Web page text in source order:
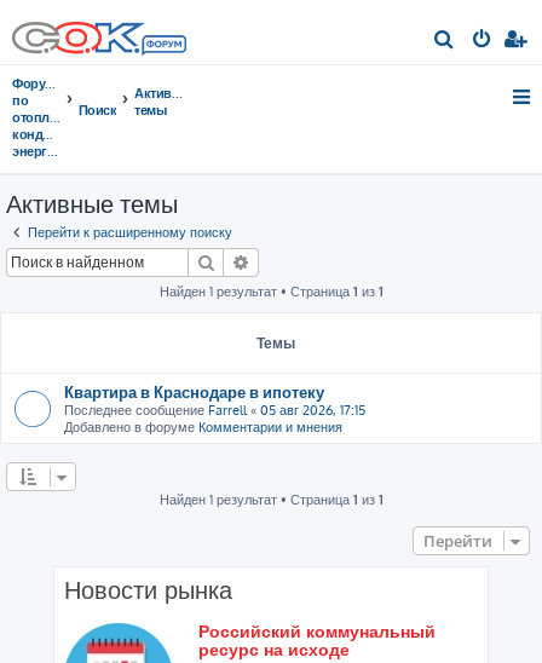
о
Форумы
по
отоплению,
кондиционированию,
энергосбережению
Поиск
Активные
темы
Активные темы
Перейти к расширенному поиску
Поиск
Найден 1 результат • Страница 1 из 1
Темы
Квартира в Краснодаре в ипотеку
Последнее сообщение Farrell « 05 авг 2026, 17:15
Добавлено в форуме Комментарии и мнения
Найден 1 результат • Страница 1 из 1
Перейти
Новости рынка
Российский коммунальный
ресурс на исходе